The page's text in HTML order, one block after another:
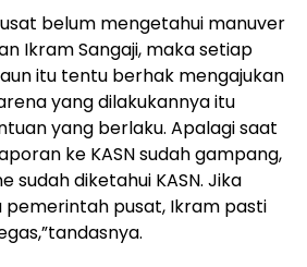
belum mengetahui manuver
Ikram Sangaji, maka setiap
itu tentu berhak mengajukan
yang dilakukannya itu
yang berlaku. Apalagi saat
ke KASN sudah gampang,
sudah diketahui KASN. Jika
pemerintah pusat, Ikram pasti